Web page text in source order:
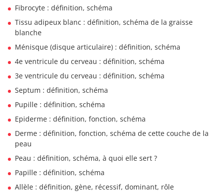
Fibrocyte : définition, schéma
Tissu adipeux blanc : définition, schéma de la graisse
blanche
Ménisque (disque articulaire) : définition, schéma
4e ventricule du cerveau : définition, schéma
3e ventricule du cerveau : définition, schéma
Septum : définition, schéma
Pupille : définition, schéma
Epiderme : définition, fonction, schéma
Derme : définition, fonction, schéma de cette couche de la
peau
Peau : définition, schéma, à quoi elle sert ?
Papille : définition, schéma
Allèle : définition, gène, récessif, dominant, rôle